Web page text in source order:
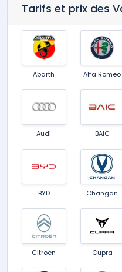
Tarifs et prix des
Abarth Alfa Romeo
Audi BAIC
BYD Changan
Citroën Cupra